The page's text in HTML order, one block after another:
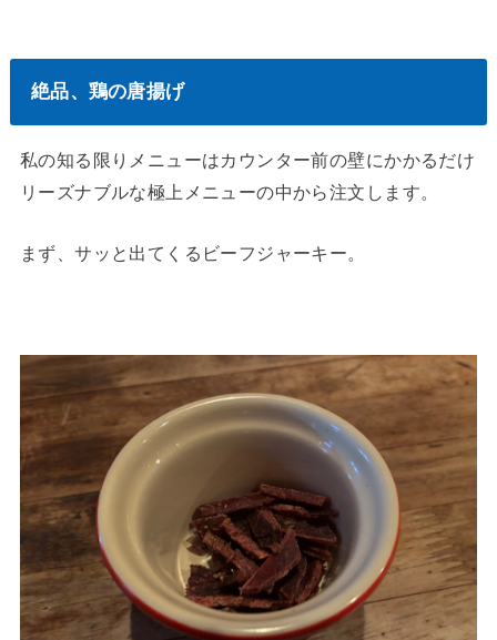
絶品、鶏の唐揚げ
私の知る限りメニューはカウンター前の壁にかかるだけ
リーズナブルな極上メニューの中から注文します。
まず、サッと出てくるビーフジャーキー。